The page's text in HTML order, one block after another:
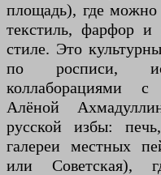
площадь), где можно
текстиль, фарфор
стиле. Это
по росписи,
коллаборациями
Алёной
русской избы:
галереи местных
или Советская),